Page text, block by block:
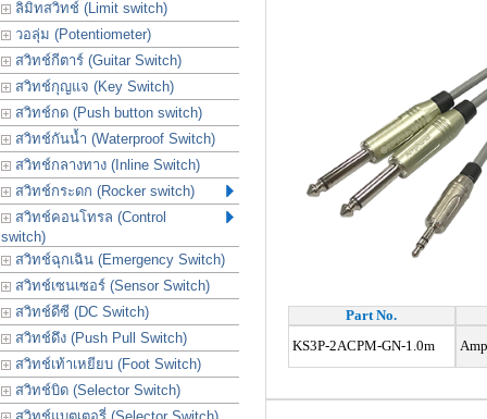
ลิมิทสวิทช์ (Limit switch)
วอลุ่ม (Potentiometer)
สวิทช์กีตาร์ (Guitar Switch)
สวิทช์กุญแจ (Key Switch)
สวิทช์กด (Push button switch)
สวิทช์กันน้ำ (Waterproof Switch)
สวิทช์กลางทาง (Inline Switch)
สวิทช์กระดก (Rocker switch)
สวิทช์คอนโทรล (Control
switch)
สวิทช์ฉุกเฉิน (Emergency Switch)
สวิทช์เซนเซอร์ (Sensor Switch)
สวิทช์ดีซี (DC Switch)
สวิทช์ดึง (Push Pull Switch)
สวิทช์เท้าเหยียบ (Foot Switch)
สวิทช์บิด (Selector Switch)
Part No.
KS3P-2ACPM-GN-1.0m